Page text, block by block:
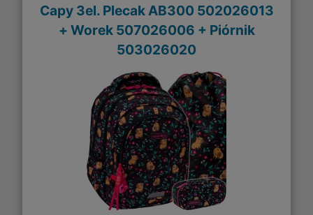
Capy 3el. Plecak AB300 502026013
+ Worek 507026006 + Piórnik
503026020